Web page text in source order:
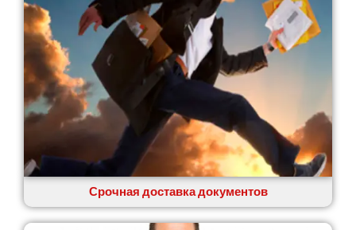
Стрый
Сумы
Светловодск
Святопетровское
Тальное
Тарасовка
Тернополь
Терновка
Трусковец
Тульчин
Украинка
Умань
Срочная доставка документов